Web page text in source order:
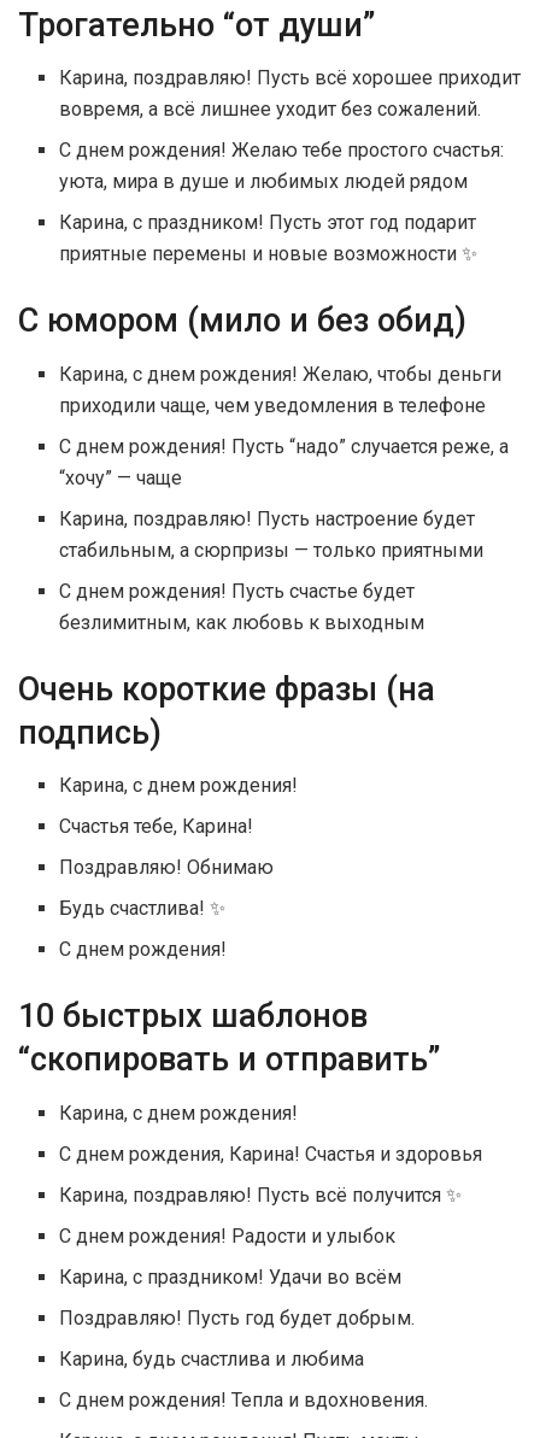
Трогательно “от души”
Карина, поздравляю! Пусть всё хорошее приходит
вовремя, а всё лишнее уходит без сожалений.
С днем рождения! Желаю тебе простого счастья:
уюта, мира в душе и любимых людей рядом
Карина, с праздником! Пусть этот год подарит
приятные перемены и новые возможности ✨
С юмором (мило и без обид)
Карина, с днем рождения! Желаю, чтобы деньги
приходили чаще, чем уведомления в телефоне
С днем рождения! Пусть “надо” случается реже, а
“хочу” — чаще
Карина, поздравляю! Пусть настроение будет
стабильным, а сюрпризы — только приятными
С днем рождения! Пусть счастье будет
безлимитным, как любовь к выходным
Очень короткие фразы (на
подпись)
Карина, с днем рождения!
Счастья тебе, Карина!
Поздравляю! Обнимаю
Будь счастлива! ✨
С днем рождения!
10 быстрых шаблонов
“скопировать и отправить”
Карина, с днем рождения!
С днем рождения, Карина! Счастья и здоровья
Карина, поздравляю! Пусть всё получится ✨
С днем рождения! Радости и улыбок
Карина, с праздником! Удачи во всём
Поздравляю! Пусть год будет добрым.
Карина, будь счастлива и любима
С днем рождения! Тепла и вдохновения.